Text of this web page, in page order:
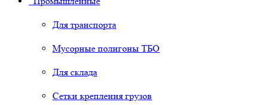
Для транспорта
Мусорные полигоны ТБО
Для склада
Сетки крепления грузов